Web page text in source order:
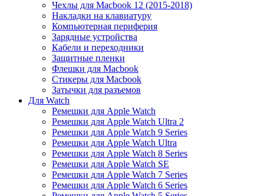
Чехлы для Macbook 12 (2015-2018)
Накладки на клавиатуру
Компьютерная периферия
Зарядные устройства
Кабели и переходники
Защитные пленки
Флешки для Macbook
Стикеры для Macbook
Затычки для разъемов
Для Watch
Ремешки для Apple Watch
Ремешки для Apple Watch Ultra 2
Ремешки для Apple Watch 9 Series
Ремешки для Apple Watch Ultra
Ремешки для Apple Watch 8 Series
Ремешки для Apple Watch SE
Ремешки для Apple Watch 7 Series
Ремешки для Apple Watch 6 Series